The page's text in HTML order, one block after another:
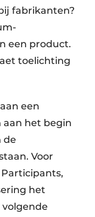
fabrikanten?
een product.
toelichting
een
aan het begin
de
Voor
het